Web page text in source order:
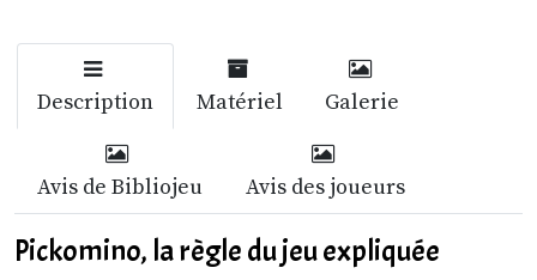
Description Matériel Galerie
Avis de Bibliojeu Avis des joueurs
Pickomino, la règle du jeu expliquée